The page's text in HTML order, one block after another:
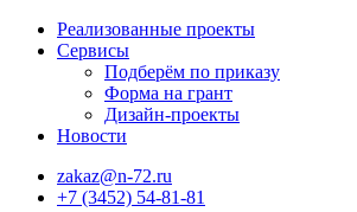
Реализованные проекты
Сервисы
Подберём по приказу
Форма на грант
Дизайн-проекты
Новости
zakaz@n-72.ru
+7 (3452) 54-81-81